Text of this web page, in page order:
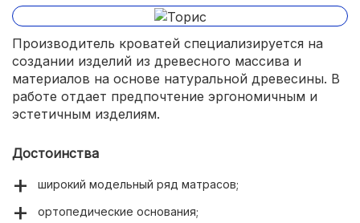
Производитель кроватей специализируется на
создании изделий из древесного массива и
материалов на основе натуральной древесины. В
работе отдает предпочтение эргономичным и
эстетичным изделиям.
Достоинства
широкий модельный ряд матрасов;
ортопедические основания;